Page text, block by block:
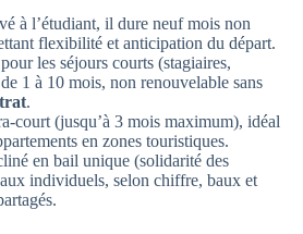
à l’étudiant, il dure neuf mois non
flexibilité et anticipation du départ.
les séjours courts (stagiaires,
1 à 10 mois, non renouvelable sans
.
court (jusqu’à 3 mois maximum), idéal
en zones touristiques.
en bail unique (solidarité des
individuels, selon chiffre, baux et